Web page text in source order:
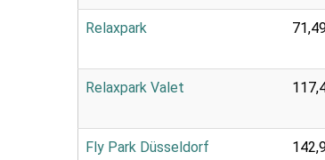
Relaxpark
Relaxpark Valet
Fly Park Düsseldorf